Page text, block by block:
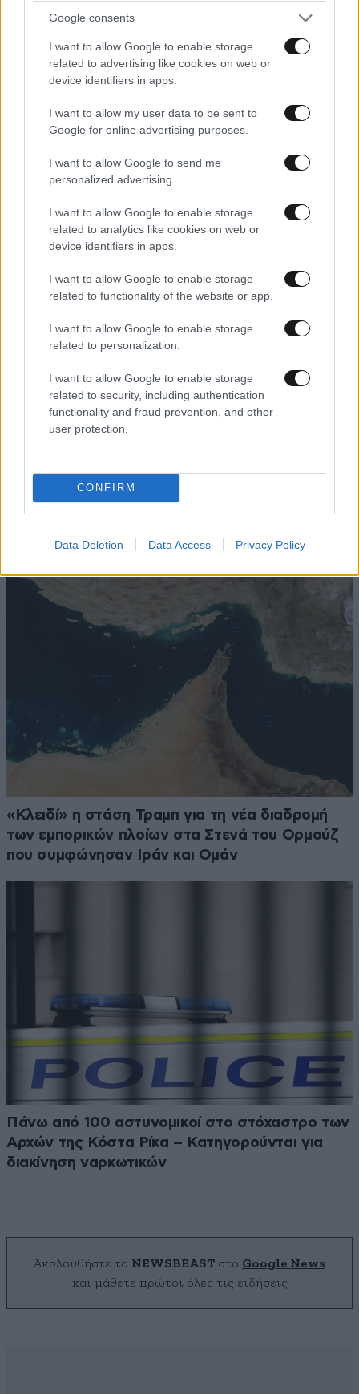
Google consents
I want to allow Google to enable storage
related to advertising like cookies on web or
device identifiers in apps.
I want to allow my user data to be sent to
Google for online advertising purposes.
I want to allow Google to send me
personalized advertising.
I want to allow Google to enable storage
related to analytics like cookies on web or
device identifiers in apps.
I want to allow Google to enable storage
related to functionality of the website or app.
I want to allow Google to enable storage
related to personalization.
I want to allow Google to enable storage
related to security, including authentication
functionality and fraud prevention, and other
user protection.
CONFIRM
Data Deletion Data Access Privacy Policy
Η Ρωσία έπληξε δύο πλοία κοντά στο
ουκρανικό λιμάνι της Οδησσού
Τα drones γράφουν τους νέους κανόνες του
πολέμου – Από την Ουκρανία στα ευρωπαϊκά
«Κλειδί» η στάση Τραμπ για τη νέα διαδρομή
των εμπορικών πλοίων στα Στενά του Ορμούζ
που συμφώνησαν Ιράν και Ομάν
Πάνω από 100 αστυνομικοί στο στόχαστρο των
Αρχών της Κόστα Ρίκα – Κατηγορούνται για
διακίνηση ναρκωτικών
Ακολουθήστε το NEWSBEAST στο Google News
και μάθετε πρώτοι όλες τις ειδήσεις